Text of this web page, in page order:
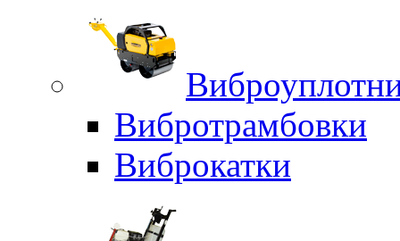
Вибротрамбовки
Виброкатки